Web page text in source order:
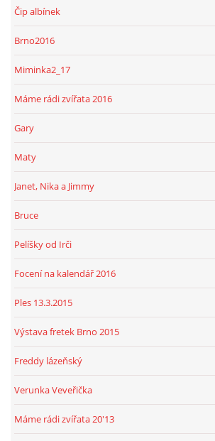
Čip albínek
Brno2016
Miminka2_17
Máme rádi zvířata 2016
Gary
Maty
Janet, Nika a Jimmy
Bruce
Pelíšky od Irči
Focení na kalendář 2016
Ples 13.3.2015
Výstava fretek Brno 2015
Freddy lázeňský
Verunka Veveřička
Máme rádi zvířata 20'13